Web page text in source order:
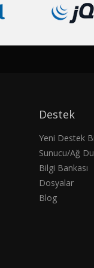
Destek
Yeni Destek
Sunucu/Ağ
Bilgi Bankası
Dosyalar
Blog